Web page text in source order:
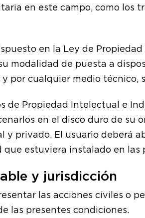
en este campo, como los
en la Ley de
modalidad de puesta a
por cualquier medio técnico,
de Propiedad Intelectual e
en el disco duro de
y privado. El usuario deberá
estuviera instalado en las
y jurisdicción
las acciones civiles
las presentes condiciones.